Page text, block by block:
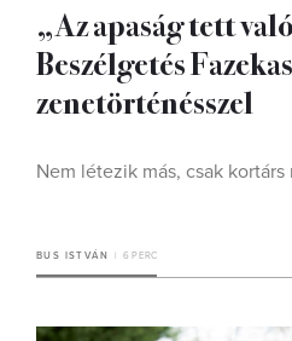
„Az apaság tett
Beszélgetés
zenetörténésszel
Nem létezik más, csak kortárs
BUS ISTVÁN 6 PERC